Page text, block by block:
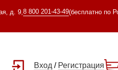
д. 9, 8 800 201-43-49(бесплатно по
Вход / Регистрация